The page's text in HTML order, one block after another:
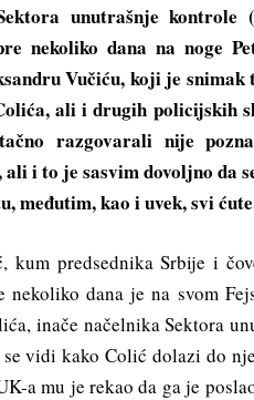
unutrašnje
nekoliko dana na noge
Vučiću, koji je snimak
ali i drugih policijskih
razgovarali nije
i to je sasvim dovoljno da
međutim, kao i uvek, svi
kum predsednika Srbije i
nekoliko dana je na svom
inače načelnika Sektora
vidi kako Colić dolazi do
a mu je rekao da ga je